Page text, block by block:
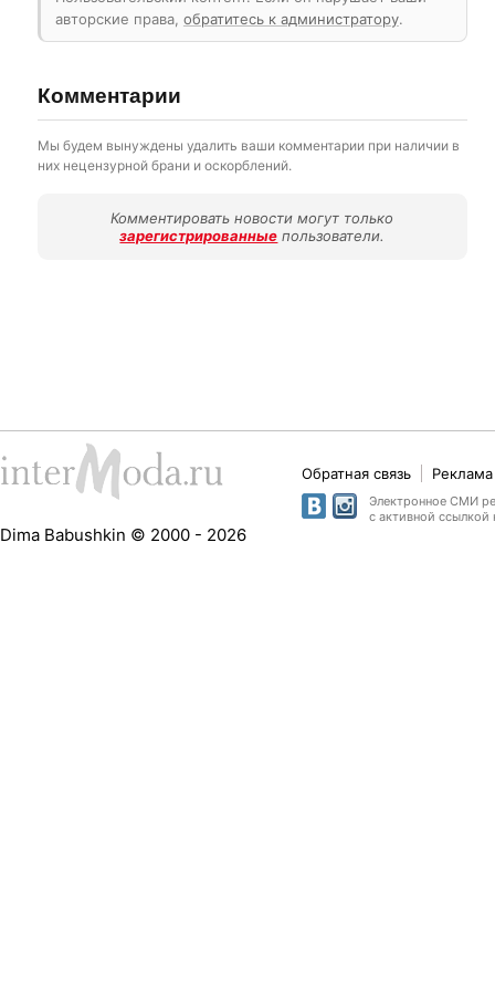
авторские права, обратитесь к администратору.
Комментарии
Мы будем вынуждены удалить ваши комментарии при наличии в
них нецензурной брани и оскорблений.
Комментировать новости могут только
зарегистрированные пользователи.
Dima Babushkin © 2000 - 2026
Обратная связь
Электронное СМИ
с активной ссылкой